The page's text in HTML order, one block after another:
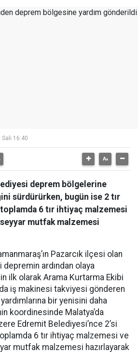
16:40
deprem bölgelerine
sürdürürken, bugün ise 2 tır
6 tır ihtiyaç malzemesi
mutfak malzemesi
Pazarcık ilçesi olan
ardından olaya
ilk olarak Arama Kurtarma Ekibi
iş makinesi takviyesi gönderen
bir yenisini daha
koordinesinde Malatya’da
Edremit Belediyesi’nce 2’si
6 tır ihtiyaç malzemesi ve
mutfak malzemesi hazırlayarak